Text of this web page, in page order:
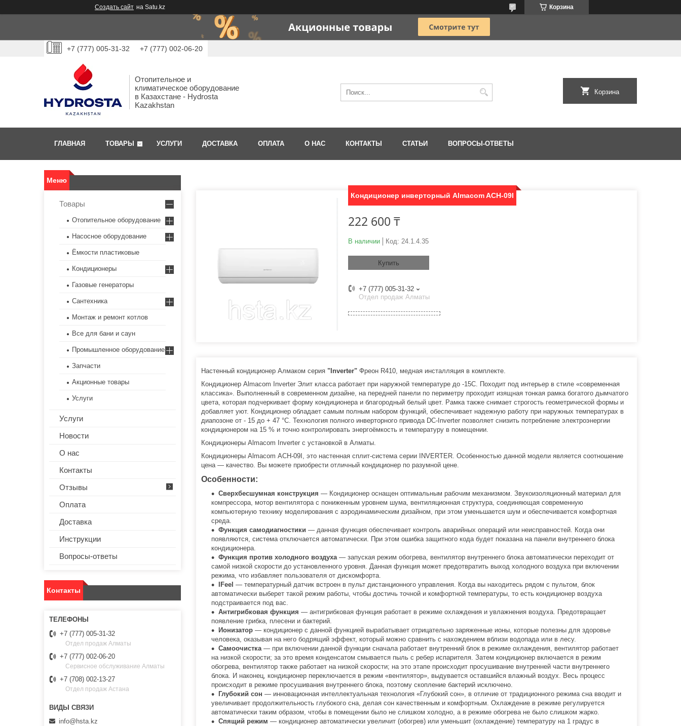
Создать сайт на Satu.kz Корзина
+7 (777) 005-31-32 +7 (777) 002-06-20
Отопительное и
климатическое оборудование
в Казахстане - Hydrosta
Kazakhstan
Корзина
ГЛАВНАЯ ТОВАРЫ УСЛУГИ ДОСТАВКА ОПЛАТА О НАС КОНТАКТЫ СТАТЬИ ВОПРОСЫ-ОТВЕТЫ
Кондиционер инверторный Almacom ACH-09I
222 600 ₸
В наличии Код: 24.1.4.35
Купить
+7 (777) 005-31-32
Отдел продаж Алматы
Настенный кондиционер Алмаком серия "Inverter" Фреон R410, медная инсталляция в комплекте.
Кондиционер Almacom Inverter Элит класса работает при наружной температуре до -15С. Походит под интерьер в стиле «современная
классика». Выполненный в современном дизайне, на передней панели по периметру проходит изящная тонкая рамка богатого дымчатого
цвета, которая подчеркивает форму кондиционера и благородный белый цвет. Рамка также снимает строгость геометрической формы и
добавляет уют. Кондиционер обладает самым полным набором функций, обеспечивает надежную работу при наружных температурах в
диапозоне от - 15 до + 47 °С. Технология полного инверторного привода DC-Inverter позволяет снизить потребление электроэнергии
кондиционером на 15 % и точно контролировать энергоёмкость и температуру в помещении.
Кондиционеры Almacom Inverter с установкой в Алматы.
Кондиционеры Almacom ACH-09I, это настенная сплит-система серии INVERTER. Особенностью данной модели является соотношение
цена — качество. Вы можете приобрести отличный кондиционер по разумной цене.
Особенности:
Сверхбесшумная конструкция — Кондиционер оснащен оптимальным рабочим механизмом. Звукоизоляционный материал для
компрессора, мотор вентилятора с пониженным уровнем шума, вентиляционная структура, соединяющая современную
компьютерную технику моделирования с аэродинамическим дизайном, при этом уменьшается шум и обеспечивается комфортная
среда.
Функция самодиагностики — данная функция обеспечивает контроль аварийных операций или неисправностей. Когда они
появляются, система отключается автоматически. При этом ошибка защитного кода будет показана на панели внутреннего блока
кондиционера.
Функция против холодного воздуха— запуская режим обогрева, вентилятор внутреннего блока автоматически переходит от
самой низкой скорости до установленного уровня. Данная функция может предотвратить выход холодного воздуха при включении
режима, что избавляет пользователя от дискомфорта.
IFeel — температурный датчик встроен в пульт дистанционного управления. Когда вы находитесь рядом с пультом, блок
автоматически выберет такой режим работы, чтобы достичь точной и комфортной температуры, то есть кондиционер воздуха
подстраивается под вас.
Антигрибковая функция — антигрибковая функция работает в режиме охлаждения и увлажнения воздуха. Предотвращает
появление грибка, плесени и бактерий.
Ионизатор — кондиционер с данной функцией вырабатывает отрицательно заряженные ионы, которые полезны для здоровье
человека, оказывая на него бодрящий эффект, который можно сравнить с нахождением вблизи водопада или в лесу.
Самоочистка— при включении данной функции сначала работает внутренний блок в режиме охлаждения, вентилятор работает
на низкой скорости; за это время конденсатом смывается пыль с ребер испарителя. Затем кондиционер включается в режим
обогрева, вентилятор также работает на низкой скорости; на это этапе происходит просушивание внутренней части внутреннего
блока. И наконец, кондиционер переключается в режим «вентилятор», выдувается оставшийся влажный воздух. Весь процесс
происходит в режиме просушивания внутреннего блока, поэтому скопление бактерий исключено.
Глубокий сон — инновационная интеллектуальная технология «Глубокий сон», в отличие от традиционного режима сна вводит и
увеличивает продолжительность глубокого сна, делая сон качественным и комфортным. Охлаждение в режиме регулируется
автоматически таким образом, чтобы в помещении было не слишком холодно, а в режиме обогрева не было слишком жарко.
Спящий режим — кондиционер автоматически увеличит (обогрев) или уменьшит (охлаждение) температуру на 1 градус в
Товары
Отопительное оборудование
Насосное оборудование
Ёмкости пластиковые
Кондиционеры
Газовые генераторы
Сантехника
Монтаж и ремонт котлов
Все для бани и саун
Промышленное оборудование
Запчасти
Акционные товары
Услуги
Услуги
Новости
О нас
Контакты
Отзывы
Оплата
Доставка
Инструкции
Вопросы-ответы
Контакты
+7 (777) 005-31-32
Отдел продаж Алматы
+7 (777) 002-06-20
Сервисное обслуживание Алматы
+7 (708) 002-13-27
Отдел продаж Астана
info@hsta.kz